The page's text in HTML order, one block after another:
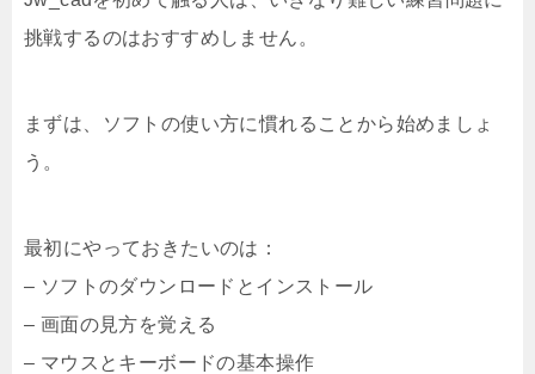
挑戦するのはおすすめしません。
まずは、ソフトの使い方に慣れることから始めましょ
う。
最初にやっておきたいのは：
– ソフトのダウンロードとインストール
– 画面の見方を覚える
– マウスとキーボードの基本操作